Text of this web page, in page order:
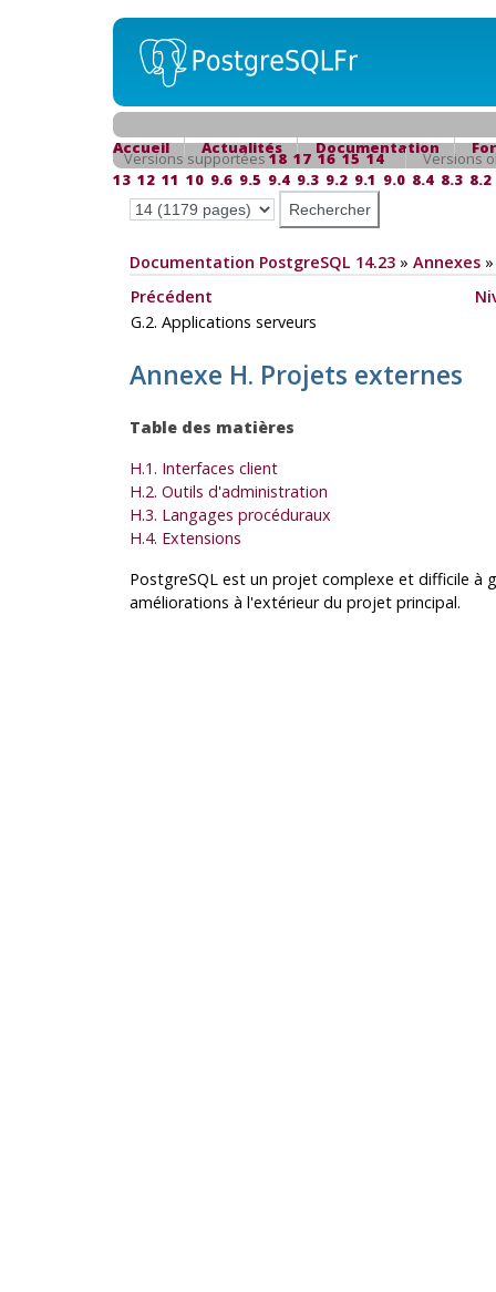
Accueil Actualités Documentation
Versions supportées18 17 16 15 14
Versions
13 12 11 10 9.6 9.5 9.4 9.3 9.2 9.1 9.0 8.4 8.3 8.2
Documentation PostgreSQL 14.23» Annexes
Précédent
G.2. Applications serveurs
Annexe H. Projets externes
Table des matières
H.1. Interfaces client
H.2. Outils d'administration
H.3. Langages procéduraux
H.4. Extensions
PostgreSQLest un projet complexe et difficile à
améliorations à l'extérieur du projet principal.